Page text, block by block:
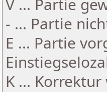
V ... Partie
- ... Partie
E ... Partie
K ...